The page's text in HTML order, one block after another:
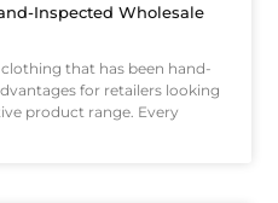
Inspected Wholesale
that has been hand-
for retailers looking
product range. Every